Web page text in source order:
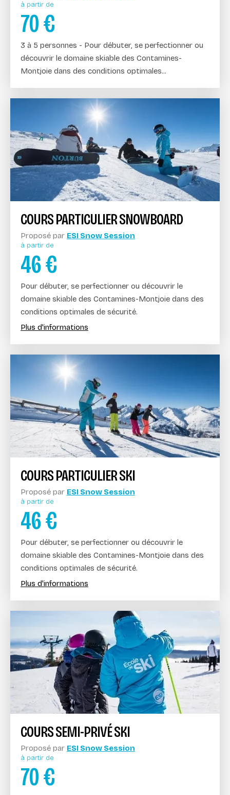
à partir de
70€
3 à 5 personnes - Pour débuter, se perfectionner ou
découvrir le domaine skiable des Contamines-
Montjoie dans des conditions optimales...
COURS PARTICULIER SNOWBOARD
Proposé par ESI Snow Session
à partir de
46€
Pour débuter, se perfectionner ou découvrir le
domaine skiable des Contamines-Montjoie dans des
conditions optimales de sécurité.
Plus d'informations
COURS PARTICULIER SKI
Proposé par ESI Snow Session
à partir de
46€
Pour débuter, se perfectionner ou découvrir le
domaine skiable des Contamines-Montjoie dans des
conditions optimales de sécurité.
Plus d'informations
COURS SEMI-PRIVÉ SKI
Proposé par ESI Snow Session
à partir de
70€